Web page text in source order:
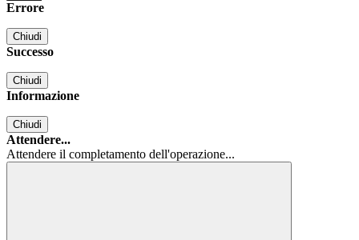
Errore
Chiudi
Successo
Chiudi
Informazione
Chiudi
Attendere...
Attendere il completamento dell'operazione...